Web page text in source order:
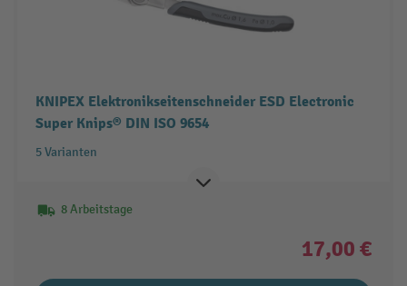
KNIPEX Elektronikseitenschneider ESD Electronic
Super Knips® DIN ISO 9654
5 Varianten
8 Arbeitstage
17,00 €